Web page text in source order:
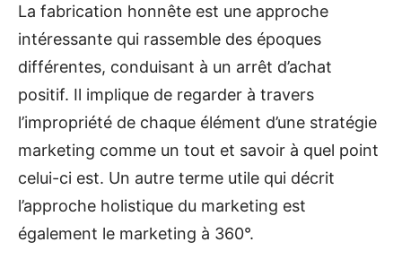
La fabrication honnête est une approche
intéressante qui rassemble des époques
différentes, conduisant à un arrêt d’achat
positif. Il implique de regarder à travers
l’impropriété de chaque élément d’une stratégie
marketing comme un tout et savoir à quel point
celui-ci est. Un autre terme utile qui décrit
l’approche holistique du marketing est
également le marketing à 360°.